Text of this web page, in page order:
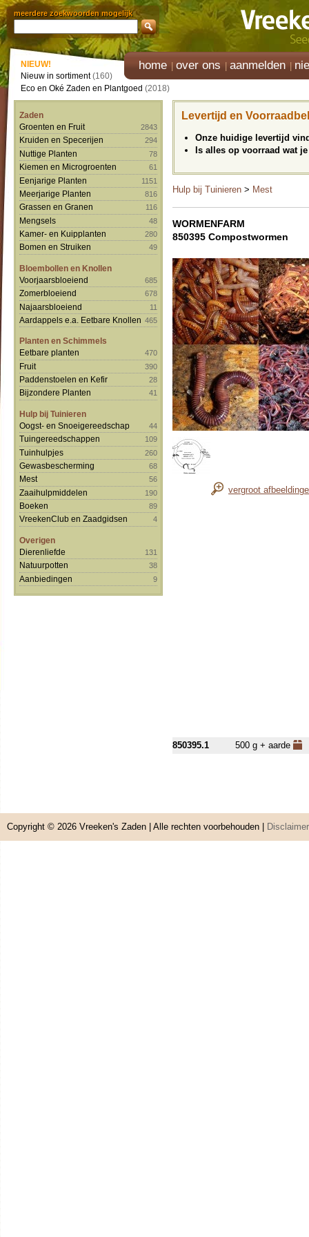
meerdere zoekwoorden mogelijk
home over ons aanmelden
NIEUW!
Nieuw in sortiment(160)
Eco en Oké Zaden en Plantgoed (2018)
Zaden
Groenten en Fruit
2843
Kruiden en Specerijen 294
Nuttige Planten 78
Kiemen en Microgroenten 61
Eenjarige Planten 1151
Meerjarige Planten 816
Grassen en Granen 116
Mengsels 48
Kamer- en Kuipplanten 280
Bomen en Struiken 49
Bloembollen en Knollen
Voorjaarsbloeiend
685
Zomerbloeiend 678
Najaarsbloeiend 11
Aardappels e.a. Eetbare Knollen 465
Planten en Schimmels
Eetbare planten
470
Fruit 390
Paddenstoelen en Kefir 28
Bijzondere Planten 41
Hulp bij Tuinieren
Oogst- en Snoeigereedschap
44
Tuingereedschappen 109
Tuinhulpjes 260
Gewasbescherming 68
Mest 56
Zaaihulpmiddelen 190
Boeken 89
VreekenClub en Zaadgidsen 4
Overigen
Dierenliefde
131
Natuurpotten 38
Aanbiedingen 9
Levertijd en
Onze huidige levertijd
Is alles op voorraad wat
Hulp bij Tuinieren > Mest
WORMENFARM
850395 Compostwormen
vergroot
850395.1 500 g + aarde
Copyright © 2026 Vreeken's Zaden | Alle rechten voorbehouden | Disclaimer